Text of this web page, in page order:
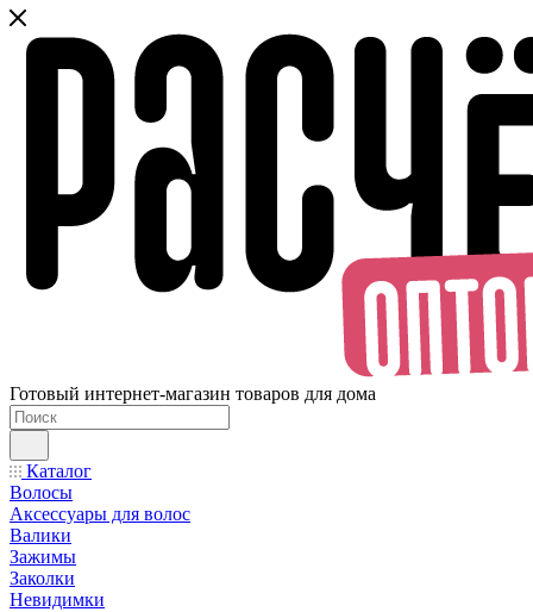
Готовый интернет-магазин товаров для дома
Каталог
Волосы
Аксессуары для волос
Валики
Зажимы
Заколки
Невидимки